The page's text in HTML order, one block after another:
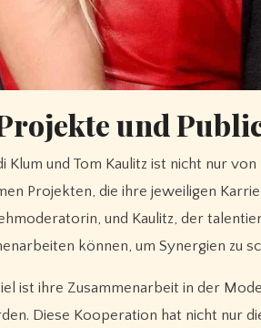
und
Klum und Tom Kaulitz ist nicht nur
Projekten, die ihre jeweiligen
und Kaulitz, der
können, um Synergien zu
ist ihre Zusammenarbeit in der
Diese Kooperation hat nicht nur